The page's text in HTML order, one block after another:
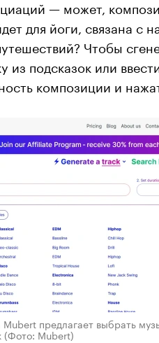
— может,
для йоги, связана с
Чтобы
из подсказок или
композиции и
предлагает выбрать
(Фото: Mubert)